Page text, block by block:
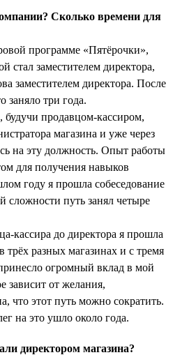
Сколько времени для
программе «Пятёрочки»,
стал заместителем директора,
заместителем директора. После
заняло три года.
будучи продавцом-кассиром,
магазина и уже через
на эту должность. Опыт работы
для получения навыков
году я прошла собеседование
сложности путь занял четыре
кассира до директора я прошла
трёх разных магазинах и с тремя
огромный вклад в мой
зависит от желания,
что этот путь можно сократить.
на это ушло около года.
директором магазина?